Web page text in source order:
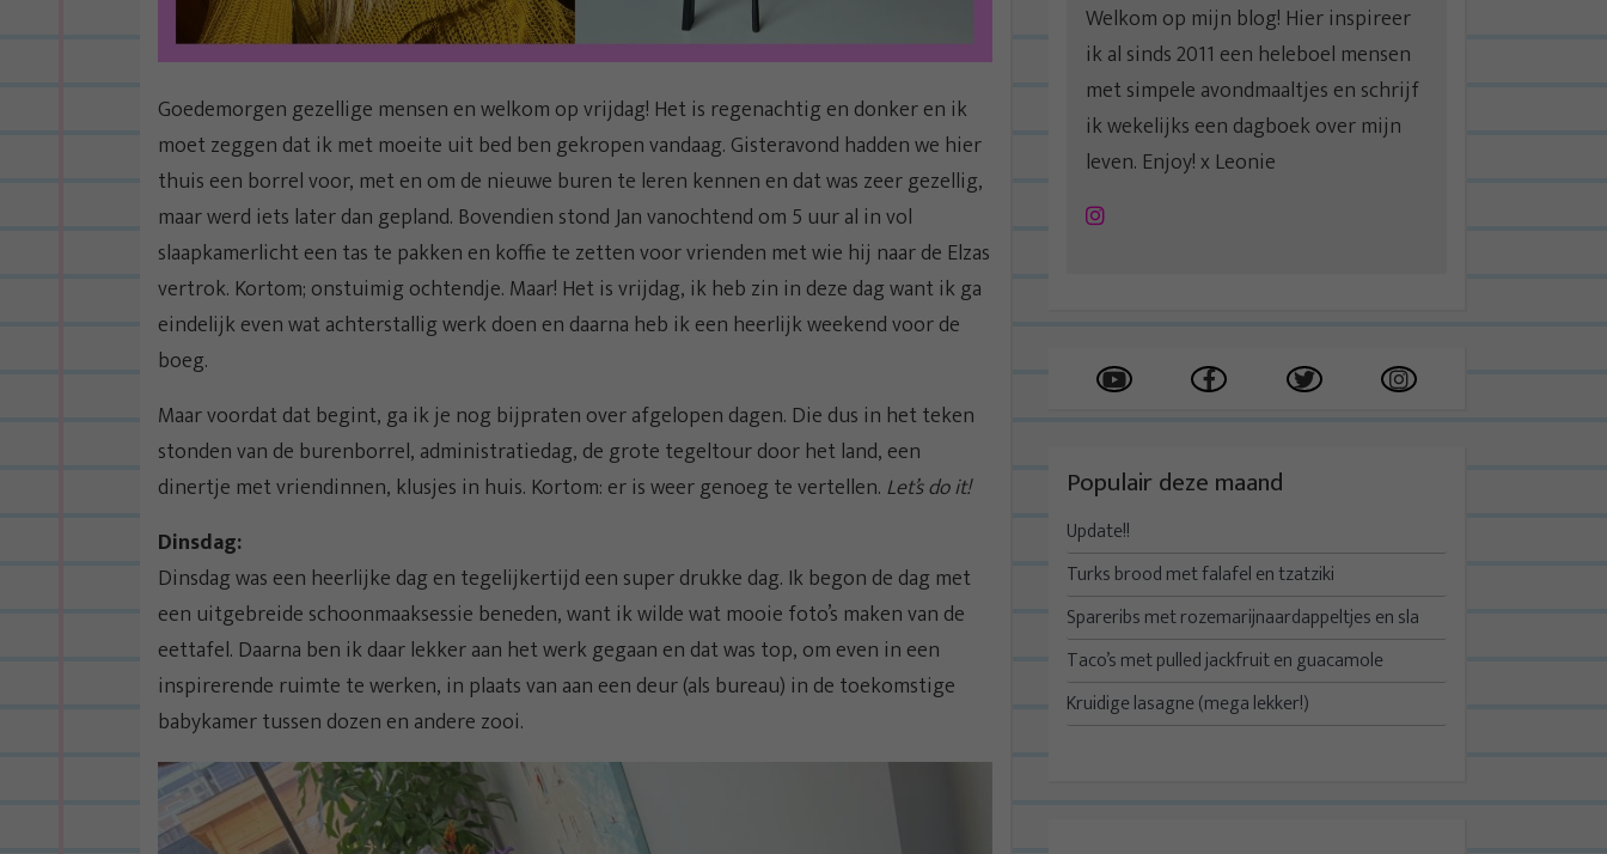
Goedemorgen gezellige mensen en welkom op vrijdag! Het is regenachtig en donker en ik
moet zeggen dat ik met moeite uit bed ben gekropen vandaag. Gisteravond hadden we hier
thuis een borrel voor, met en om de nieuwe buren te leren kennen en dat was zeer gezellig,
maar werd iets later dan gepland. Bovendien stond Jan vanochtend om 5 uur al in vol
slaapkamerlicht een tas te pakken en koffie te zetten voor vrienden met wie hij naar de Elzas
vertrok. Kortom; onstuimig ochtendje. Maar! Het is vrijdag, ik heb zin in deze dag want ik ga
eindelijk even wat achterstallig werk doen en daarna heb ik een heerlijk weekend voor de
boeg.
Maar voordat dat begint, ga ik je nog bijpraten over afgelopen dagen. Die dus in het teken
stonden van de burenborrel, administratiedag, de grote tegeltour door het land, een
dinertje met vriendinnen, klusjes in huis. Kortom: er is weer genoeg te vertellen. Let’s do it!
Dinsdag:
Dinsdag was een heerlijke dag en tegelijkertijd een super drukke dag. Ik begon de dag met
een uitgebreide schoonmaaksessie beneden, want ik wilde wat mooie foto’s maken van de
eettafel. Daarna ben ik daar lekker aan het werk gegaan en dat was top, om even in een
inspirerende ruimte te werken, in plaats van aan een deur (als bureau) in de toekomstige
babykamer tussen dozen en andere zooi.
Welkom op mijn blog! Hier inspireer
ik al sinds 2011 een heleboel mensen
met simpele avondmaaltjes en schrijf
ik wekelijks een dagboek over mijn
leven. Enjoy! x Leonie
Instagram
Populair deze maand
Update!!
Turks brood met falafel en tzatziki
Spareribs met rozemarijnaardappeltjes en sla
Taco’s met pulled jackfruit en guacamole
Kruidige lasagne (mega lekker!)